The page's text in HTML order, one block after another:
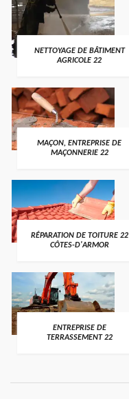
NETTOYAGE DE BÂTIMENT
AGRICOLE 22
MAÇON, ENTREPRISE DE
MAÇONNERIE 22
RÉPARATION DE TOITURE 22
CÔTES-D'ARMOR
ENTREPRISE DE
TERRASSEMENT 22